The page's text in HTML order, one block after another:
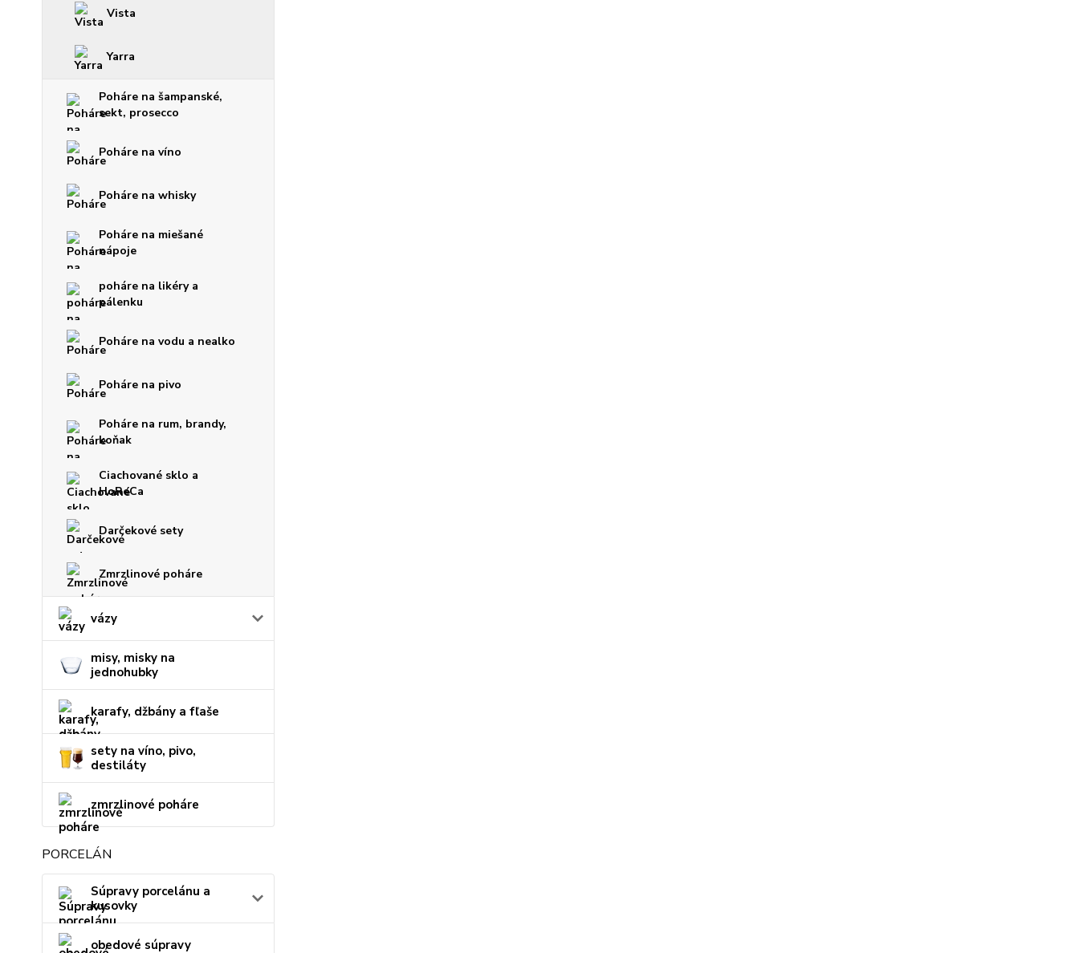
Vista
Yarra
Poháre na šampanské,
sekt, prosecco
Poháre na víno
Poháre na whisky
Poháre na miešané
nápoje
poháre na likéry a
pálenku
Poháre na vodu a nealko
Poháre na pivo
Poháre na rum, brandy,
koňak
Ciachované sklo a
HoReCa
Darčekové sety
Zmrzlinové poháre
vázy
misy, misky na
jednohubky
karafy, džbány a fľaše
sety na víno, pivo,
destiláty
zmrzlinové poháre
PORCELÁN
Súpravy porcelánu a
kusovky
obedové súpravy